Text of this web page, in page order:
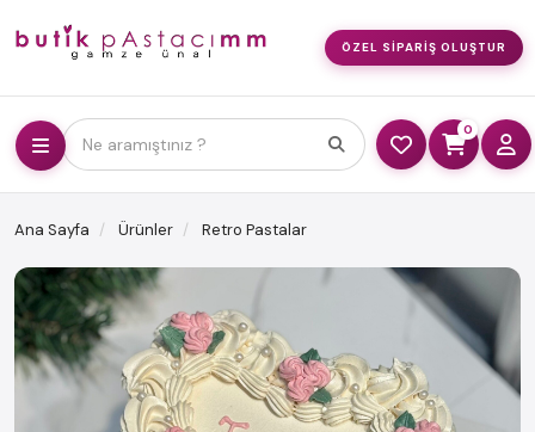
ÖZEL SIPARIŞ OLUŞTUR
Ne aramıştınız ?
0
Ana Sayfa Ürünler Retro Pastalar